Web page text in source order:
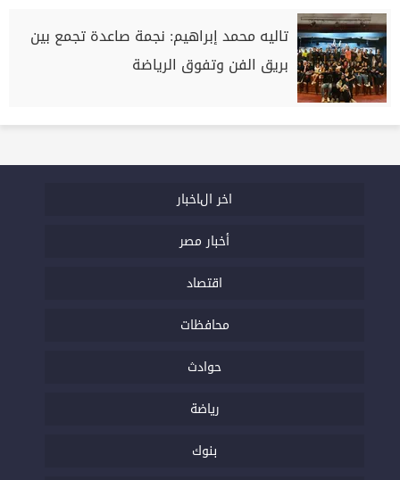
تاليه محمد إبراهيم: نجمة صاعدة تجمع بين
بريق الفن وتفوق الرياضة
اخر الاخبار
أخبار مصر
اقتصاد
محافظات
حوادث
رياضة
بنوك